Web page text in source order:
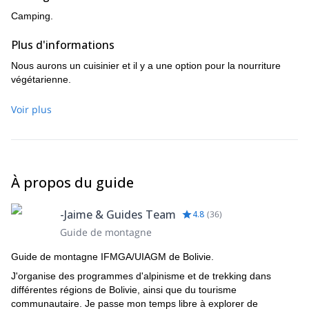
Camping.
Plus d'informations
Nous aurons un cuisinier et il y a une option pour la nourriture
végétarienne.
Voir plus
À propos du guide
-Jaime & Guides Team 4.8 (36)
Guide de montagne
Guide de montagne IFMGA/UIAGM de Bolivie.
J'organise des programmes d'alpinisme et de trekking dans
différentes régions de Bolivie, ainsi que du tourisme
communautaire. Je passe mon temps libre à explorer de